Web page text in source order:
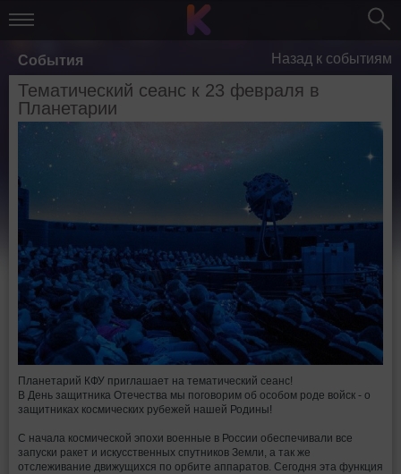
События Назад к событиям
Тематический сеанс к 23 февраля в
Планетарии
Планетарий КФУ приглашает на тематический сеанс!
В День защитника Отечества мы поговорим об особом роде войск - о
защитниках космических рубежей нашей Родины!
С начала космической эпохи военные в России обеспечивали все
запуски ракет и искусственных спутников Земли, а так же
отслеживание движущихся по орбите аппаратов. Сегодня эта функция